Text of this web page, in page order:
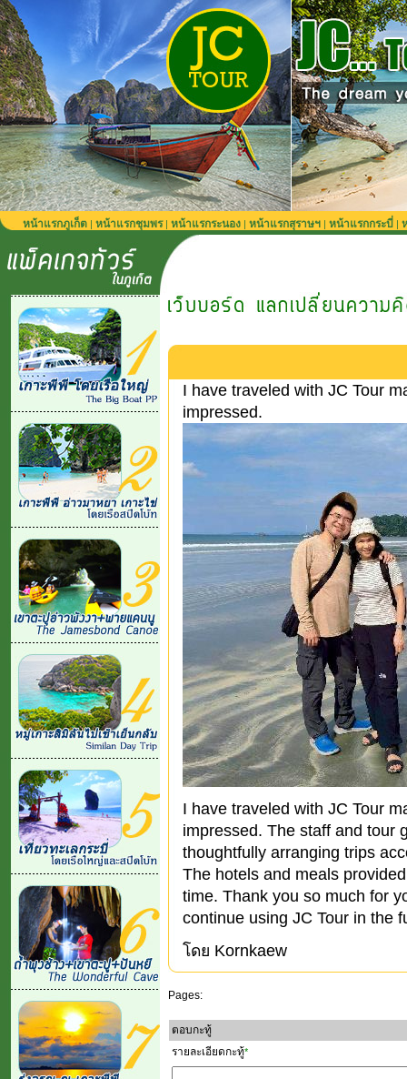
หน้าแรกภูเก็ต | หน้าแรกชุมพร| หน้าแรกระนอง | หน้าแรกสุราษฯ | หน้าแรกกระบี่ |
I have traveled with JC Tour
impressed.
I have traveled with JC Tour
impressed. The staff and tour
thoughtfully arranging trips
The hotels and meals
time. Thank you so much for
continue using JC Tour in the
โดย Kornkaew
Pages:
ตอบกะทู้
รายละเอียดกะทู้*